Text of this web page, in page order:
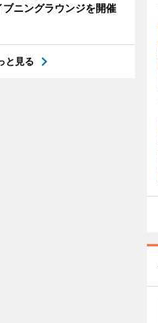
ニングラウンジを開催
と見る